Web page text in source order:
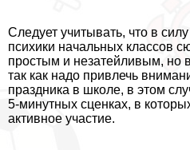
Следует учитывать, что в
психики начальных классов
простым и незатейливым, но
так как надо привлечь
праздника в школе, в этом
5-минутных сценках, в
активное участие.